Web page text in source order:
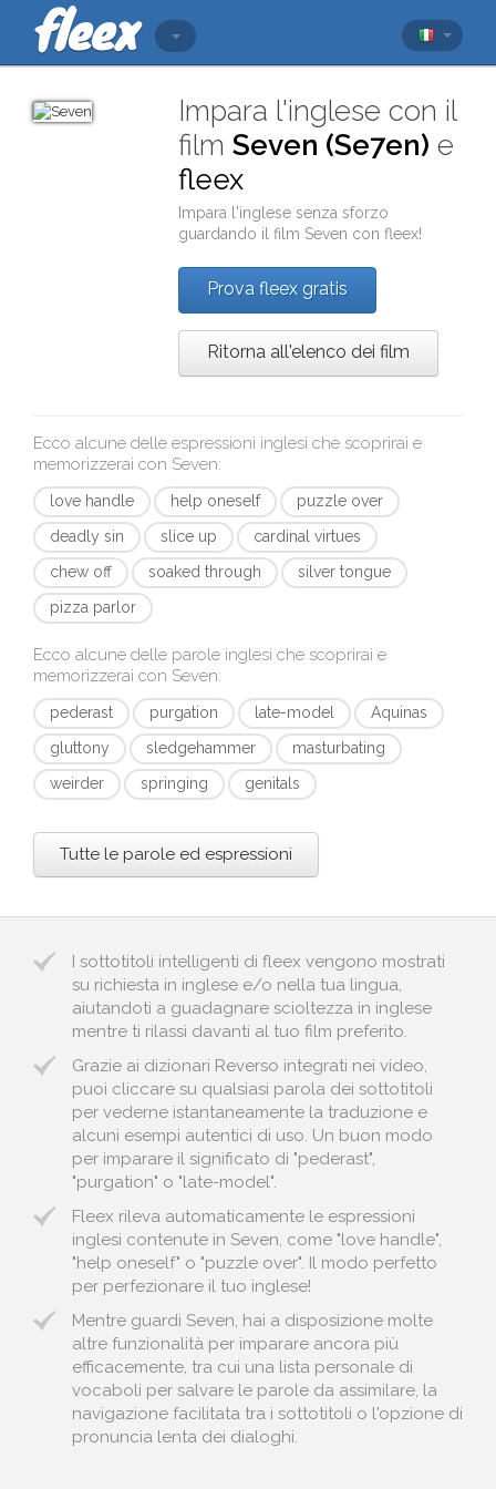
Impara l'inglese con il
filmSeven (Se7en) e
fleex
Impara l'inglese senza sforzo
guardando il film Seven confleex!
Prova fleex gratis
Ritorna all'elenco dei film
Ecco alcune delle espressioni inglesi che scoprirai e
memorizzerai con Seven:
love handle help oneself
puzzle over
deadly sin
slice up
cardinal virtues
chew off
soaked through
silver tongue
pizza parlor
Ecco alcune delle parole inglesi che scoprirai e
memorizzerai con Seven:
pederast purgation late-model
Aquinas
gluttony
sledgehammer
masturbating
weirder
springing genitals
Tutte le parole ed espressioni
I sottotitoli intelligenti di fleex vengono mostrati
su richiesta in inglese e/o nella tua lingua,
aiutandoti a guadagnare scioltezza in inglese
mentre ti rilassi davanti al tuo film preferito.
Grazie ai dizionari Reverso integrati nei video,
puoi cliccare su qualsiasi parola dei sottotitoli
per vederne istantaneamente la traduzione e
alcuni esempi autentici di uso. Un buon modo
per imparare il significato di "pederast",
"purgation" o "late-model".
Fleex rileva automaticamente le espressioni
inglesi contenute in Seven, come "love handle",
"help oneself" o "puzzle over". Il modo perfetto
per perfezionare il tuo inglese!
Mentre guardi Seven, hai a disposizione molte
altre funzionalità per imparare ancora più
efficacemente, tra cui una lista personale di
vocaboli per salvare le parole da assimilare, la
navigazione facilitata tra i sottotitoli o l'opzione di
pronuncia lenta dei dialoghi.